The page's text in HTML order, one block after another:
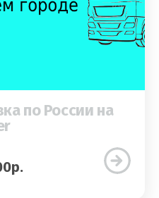
по России на